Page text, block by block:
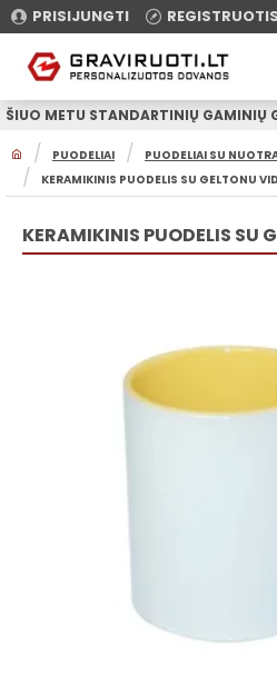
PRISIJUNGTI REGISTRUOTIS
O
M
E
PUODELIAI
PUODELIAI SU
KERAMIKINIS PUODELIS SU GELTONU
ŠIUO METU STANDARTINIŲ GAMINIŲ
KERAMIKINIS PUODELIS SU